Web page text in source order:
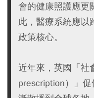
會的健康照護應更
此，醫療系統應以
政策核心。
近年來，英國「社
prescription）」